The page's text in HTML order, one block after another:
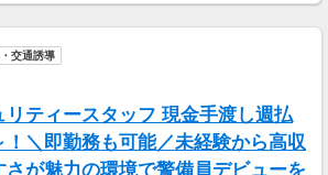
給2,000円～3,000円
交通費1勤務1,000円＝35
+資格手当2,000円
交通誘導
ティースタッフ 現金手渡し週払
！＼即勤務も可能／未経験から高収
さが魅力の環境で警備員デビューを